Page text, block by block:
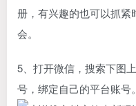
册，有兴趣的也可以抓
会。
5、打开微信，搜索下图
号，绑定自己的平台账号。